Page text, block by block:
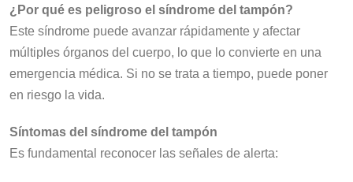
¿Por qué es peligroso el síndrome del tampón?
Este síndrome puede avanzar rápidamente y afectar
múltiples órganos del cuerpo, lo que lo convierte en una
emergencia médica. Si no se trata a tiempo, puede poner
en riesgo la vida.
Síntomas del síndrome del tampón
Es fundamental reconocer las señales de alerta: